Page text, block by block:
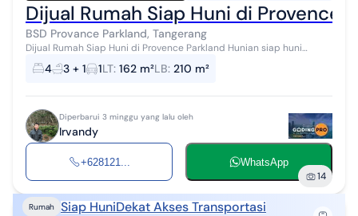
Dijual Rumah Siap Huni di Provence
BSD Provance Parkland, Tangerang
Dijual Rumah Siap Huni di Provence Parkland Hunian siap huni
dengan desain yang nyaman dan terawat, berlokasi di kawasan
Provence Parkland. Cocok ...
4 3 + 1 1LT: 162 m²LB: 210 m²
Diperbarui 3 minggu yang lalu oleh
Irvandy
+628121... WhatsApp
14
Rumah Siap HuniDekat Akses Transportasi